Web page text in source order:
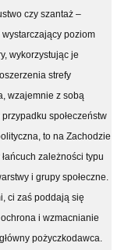
czy szantaż –
poziom
wykorzystując je
strefy
wzajemnie z sobą
społeczeństw
to na Zachodzie
zależności typu
i grupy społeczne.
ci zaś poddają się
i wzmacnianie
pożyczkodawca.